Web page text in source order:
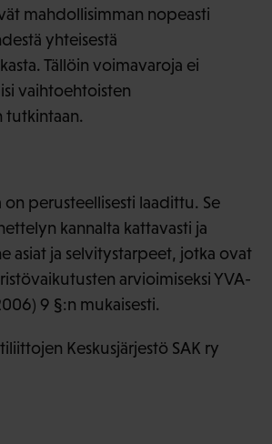
mahdollisimman nopeasti
yhteisestä
Tällöin voimavaroja ei
vaihtoehtoisten
tutkintaan.
perusteellisesti laadittu. Se
kannalta kattavasti ja
asiat ja selvitystarpeet, jotka ovat
arvioimiseksi YVA-
9 §:n mukaisesti.
Keskusjärjestö SAK ry